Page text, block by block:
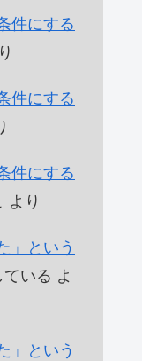
件にする
件にする
件にする
より
」という
いる よ
」という